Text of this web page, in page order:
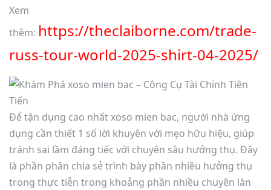
Xem
thêm: https://theclaiborne.com/trade-
russ-tour-world-2025-shirt-04-2025/
Để tận dụng cao nhất xoso mien bac, người nhà ứng
dụng cần thiết 1 số lời khuyên với mẹo hữu hiệu, giúp
tránh sai lầm đáng tiếc với chuyên sâu hưởng thụ. Đây
là phần phân chia sẻ trình bày phần nhiều hưởng thụ
trong thực tiễn trong khoảng phần nhiều chuyên làn